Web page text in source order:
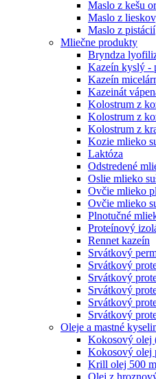
Maslo z kešu
Maslo z
Maslo z pistácií
Mliečne produkty
Bryndza
Kazeín kyslý -
Kazeín
Kazeinát
Kolostrum z
Kolostrum z
Kolostrum z
Kozie mlieko
Laktóza
Odstredené
Oslie mlieko
Ovčie mlieko
Ovčie mlieko
Plnotučné
Proteínový
Rennet kazeín
Srvátkový
Srvátkový
Srvátkový
Srvátkový
Srvátkový
Srvátkový
Oleje a mastné
Kokosový olej
Kokosový olej
Krill olej 500
Olej z